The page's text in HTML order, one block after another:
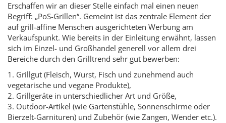
Erschaffen wir an dieser Stelle einfach mal einen neuen
Begriff: „PoS-Grillen“. Gemeint ist das zentrale Element der
auf grill-affine Menschen ausgerichteten Werbung am
Verkaufspunkt. Wie bereits in der Einleitung erwähnt, lassen
sich im Einzel- und Großhandel generell vor allem drei
Bereiche durch den Grilltrend sehr gut bewerben:
1. Grillgut (Fleisch, Wurst, Fisch und zunehmend auch
vegetarische und vegane Produkte),
2. Grillgeräte in unterschiedlicher Art und Größe,
3. Outdoor-Artikel (wie Gartenstühle, Sonnenschirme oder
Bierzelt-Garnituren) und Zubehör (wie Zangen, Wender etc.).